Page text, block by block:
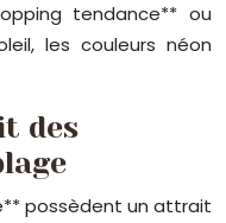
tendance** ou
les couleurs néon
des
possèdent un attrait